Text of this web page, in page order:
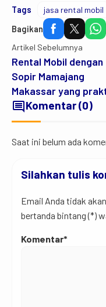
Tags jasa rental mobil
Bagikan
Artikel Sebelumnya
Rental Mobil dengan
Sopir Mamajang
Makassar yang
commentKomentar (0)
Saat ini belum ada
Silahkan tulis
Email Anda tidak
bertanda bintang (*)
Komentar*